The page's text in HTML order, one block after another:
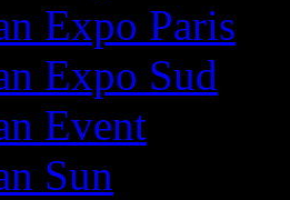
Expo Paris
Expo Sud
Event
Sun